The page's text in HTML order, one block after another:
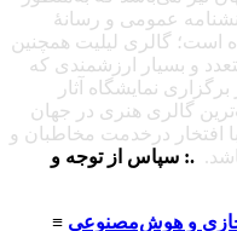
عمومی و رسانهٔ
است؛ گالری لیلیت همچنین
و بسیار ارزشمندی که
نمایشگاه آثار
گالری هنری در جهان
با افتخار درخدمت مخاطبان و
.: سپاس از توجه و
و هوش‌مصنوعی ≡